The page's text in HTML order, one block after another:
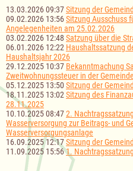
13.03.2026 09:37Sitzung der
09.02.2026 13:56Sitzung Ausschuss
Angelegenheiten am 25.02.2026
03.02.2026 12:48 Satzung über die
06.01.2026 12:22 Haushaltssatzung
Haushaltsjahr 2026
29.12.2025 10:37 Bekanntmachung
Zweitwohnungssteuer in der
05.12.2025 13:50 Sitzung der
18.11.2025 13:02 Sitzung des
28.11.2025
10.10.2025 08:472.
Wasserversorgung zur Beitrags- und
Wasserversorgungsanlage
16.09.2025 12:17Sitzung der
11.09.2025 15:561.